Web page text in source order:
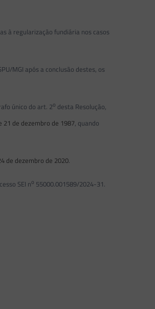
à regularização fundiária nos casos
MGI após a conclusão destes, os
único do art. 2o desta Resolução,
21 de dezembro de 1987, quando
de dezembro de 2020.
SEI no 55000.001589/2024-31.